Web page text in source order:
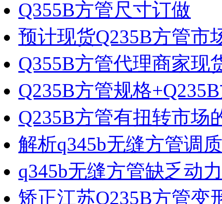
Q355B方管尺寸订做
预计现货Q235B方管
Q355B方管代理商家现
Q235B方管规格
Q235B方管有扭转市场
解析q345b无缝方管调
q345b无缝方管缺乏动
矫正江苏Q235B方管